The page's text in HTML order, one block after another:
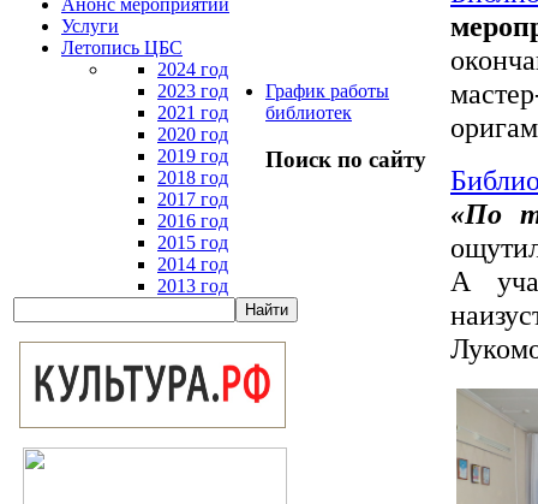
Анонс мероприятий
Услуги
Летопись ЦБС
2024 год
2023 год
2021 год
2020 год
2019 год
2018 год
2017 год
2016 год
2015 год
2014 год
2013 год
График работы
библиотек
Поиск по сайту
«По
А